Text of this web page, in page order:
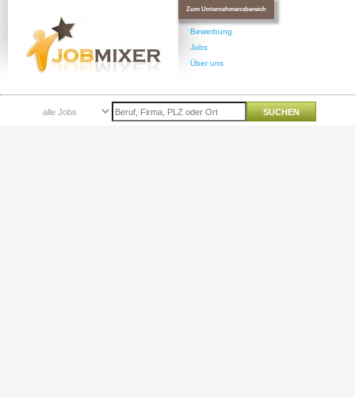
Zum Unternehmensbereich
Bewerbung
Jobs
Über uns